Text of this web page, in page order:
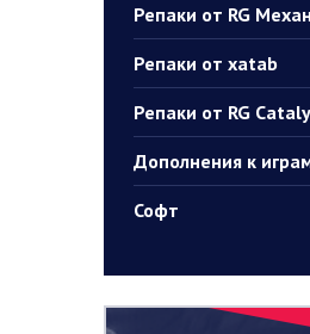
Репаки от RG
Репаки от xatab
Репаки от RG
Дополнения к
Софт